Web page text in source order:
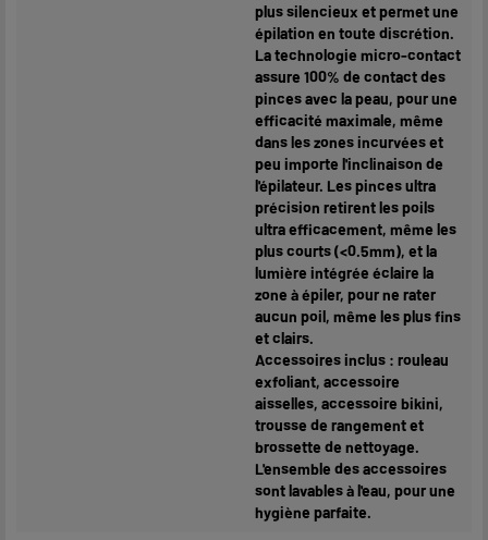
plus silencieux et permet une
épilation en toute discrétion.
La technologie micro-contact
assure 100% de contact des
pinces avec la peau, pour une
efficacité maximale, même
dans les zones incurvées et
peu importe l'inclinaison de
l'épilateur. Les pinces ultra
précision retirent les poils
ultra efficacement, même les
plus courts (<0.5mm), et la
lumière intégrée éclaire la
zone à épiler, pour ne rater
aucun poil, même les plus fins
et clairs.
Accessoires inclus : rouleau
exfoliant, accessoire
aisselles, accessoire bikini,
trousse de rangement et
brossette de nettoyage.
L'ensemble des accessoires
sont lavables à l'eau, pour une
hygiène parfaite.